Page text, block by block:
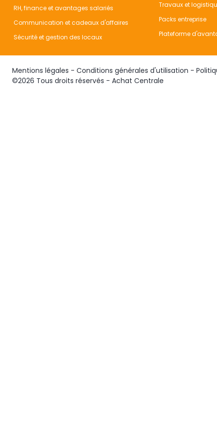
RH, finance et avantages salariés
Communication et cadeaux d'affaires
Sécurité et gestion des locaux
Travaux et
Packs entreprise
Plateforme
Mentions légales - Conditions générales d'utilisation -
©2026 Tous droits réservés - Achat Centrale